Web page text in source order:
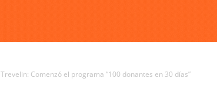
Trevelin: Comenzó el programa “100 donantes en 30 días”